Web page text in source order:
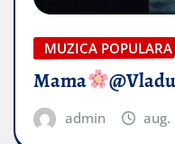
MUZICA POPULARA
Mama
admin aug.